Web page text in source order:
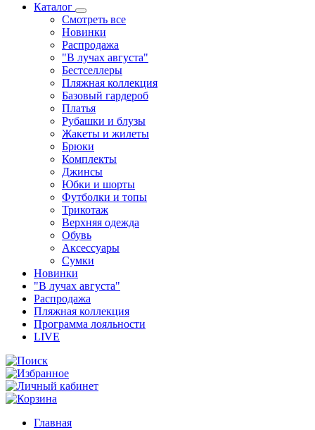
Каталог
Смотреть все
Новинки
Распродажа
"В лучах августа"
Бестселлеры
Пляжная коллекция
Базовый гардероб
Платья
Рубашки и блузы
Жакеты и жилеты
Брюки
Комплекты
Джинсы
Юбки и шорты
Футболки и топы
Трикотаж
Верхняя одежда
Обувь
Аксессуары
Сумки
Новинки
"В лучах августа"
Распродажа
Пляжная коллекция
Программа лояльности
LIVE
Главная